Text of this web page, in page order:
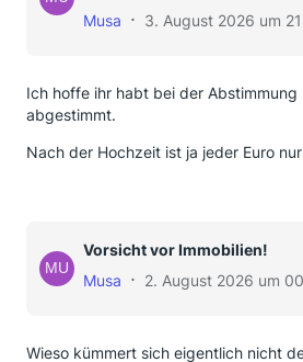
Musa
3. August 2026 um
Ich hoffe ihr habt bei der Abstimmung
abgestimmt.
Nach der Hochzeit ist ja jeder Euro
Vorsicht vor Immobilien!
Musa
2. August 2026 um
Wieso kümmert sich eigentlich nicht